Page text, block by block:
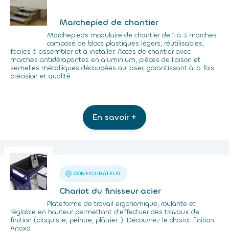
Marchepied de chantier
Marchepieds modulaire de chantier de 1 à 3 marches
composé de blocs plastiques légers, réutilisables,
faciles à assembler et à installer. Accès de chantier avec
marches antidérapantes en aluminium, pièces de liaison et
semelles métalliques découpées au laser, garantissant à la fois
précision et qualité
En savoir +
CONFIGURATEUR
Chariot du finisseur acier
Plateforme de travail ergonomique, roulante et
réglable en hauteur permettant d’effectuer des travaux de
finition (plaquiste, peintre, plâtrier…). Découvrez le chariot finition
Anoxa